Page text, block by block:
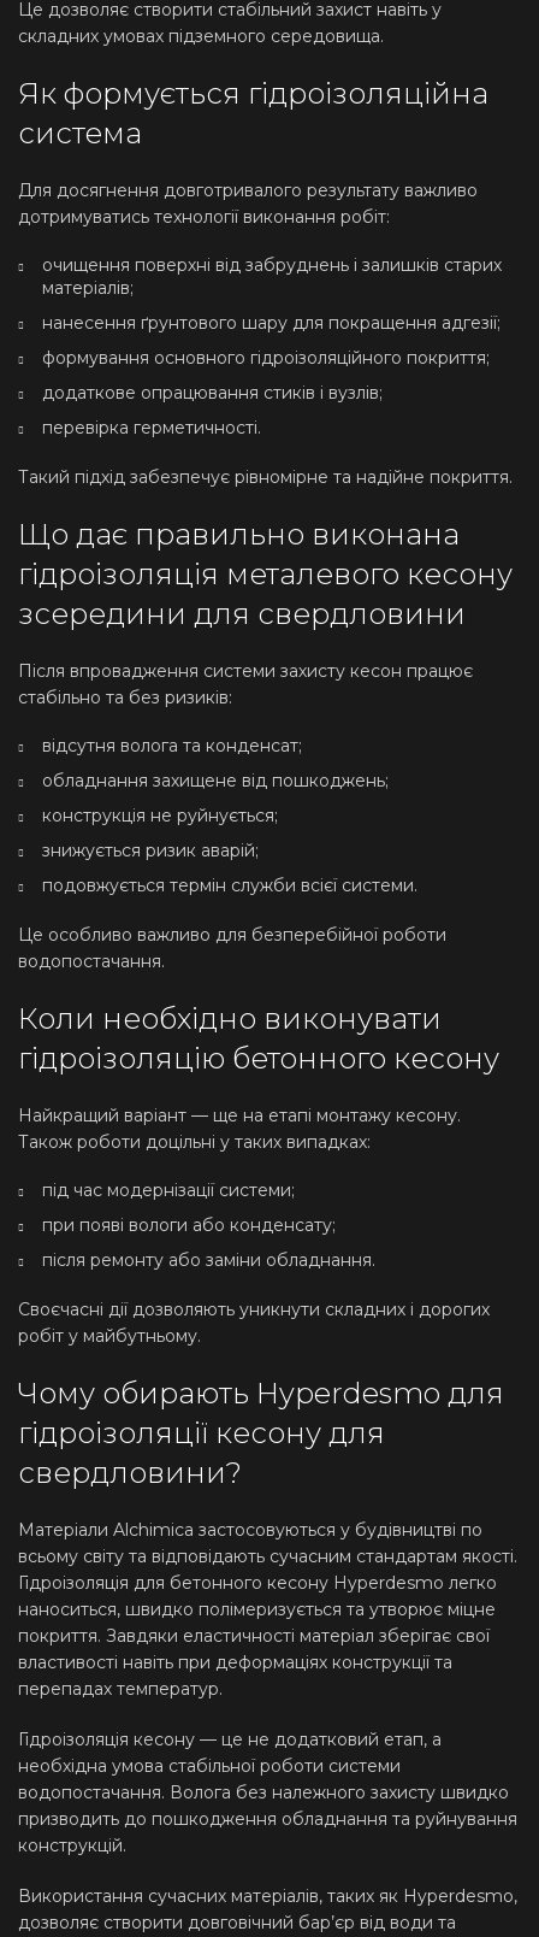
Це дозволяє створити стабільний захист навіть у
складних умовах підземного середовища.
Як формується гідроізоляційна
система
Для досягнення довготривалого результату важливо
дотримуватись технології виконання робіт:
очищення поверхні від забруднень і залишків старих
матеріалів;
нанесення ґрунтового шару для покращення адгезії;
формування основного гідроізоляційного покриття;
додаткове опрацювання стиків і вузлів;
перевірка герметичності.
Такий підхід забезпечує рівномірне та надійне покриття.
Що дає правильно виконана
гідроізоляція металевого кесону
зсередини для свердловини
Після впровадження системи захисту кесон працює
стабільно та без ризиків:
відсутня волога та конденсат;
обладнання захищене від пошкоджень;
конструкція не руйнується;
знижується ризик аварій;
подовжується термін служби всієї системи.
Це особливо важливо для безперебійної роботи
водопостачання.
Коли необхідно виконувати
гідроізоляцію бетонного кесону
Найкращий варіант — ще на етапі монтажу кесону.
Також роботи доцільні у таких випадках:
під час модернізації системи;
при появі вологи або конденсату;
після ремонту або заміни обладнання.
Своєчасні дії дозволяють уникнути складних і дорогих
робіт у майбутньому.
Чому обирають Hyperdesmo для
гідроізоляції кесону для
свердловини?
Матеріали Alchimica застосовуються у будівництві по
всьому світу та відповідають сучасним стандартам якості.
Гідроізоляція для бетонного кесону Hyperdesmo легко
наноситься, швидко полімеризується та утворює міцне
покриття. Завдяки еластичності матеріал зберігає свої
властивості навіть при деформаціях конструкції та
перепадах температур.
Гідроізоляція кесону — це не додатковий етап, а
необхідна умова стабільної роботи системи
водопостачання. Волога без належного захисту швидко
призводить до пошкодження обладнання та руйнування
конструкцій.
Використання сучасних матеріалів, таких як Hyperdesmo,
дозволяє створити довговічний бар’єр від води та